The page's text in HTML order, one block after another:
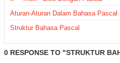
Aturan-Aturan Dalam Bahasa Pascal
Struktur Bahasa Pascal
0 RESPONSE TO "STRUKTUR